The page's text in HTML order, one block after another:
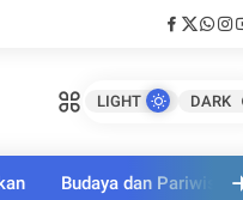
LIGHT DARK
Budaya dan Pariwisata